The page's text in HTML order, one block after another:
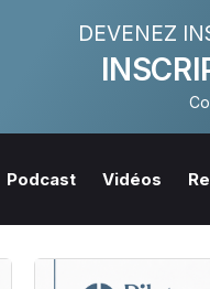
DEVENEZ
Podcast Vidéos